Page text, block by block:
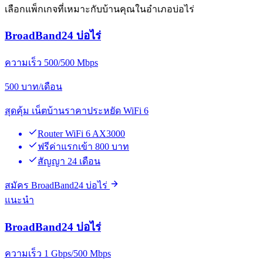
เลือกแพ็กเกจที่เหมาะกับบ้านคุณในอำเภอบ่อไร่
BroadBand24 บ่อไร่
ความเร็ว 500/500 Mbps
500 บาท/เดือน
สุดคุ้ม เน็ตบ้านราคาประหยัด WiFi 6
Router WiFi 6 AX3000
ฟรีค่าแรกเข้า 800 บาท
สัญญา 24 เดือน
สมัคร BroadBand24 บ่อไร่
แนะนำ
BroadBand24 บ่อไร่
ความเร็ว 1 Gbps/500 Mbps